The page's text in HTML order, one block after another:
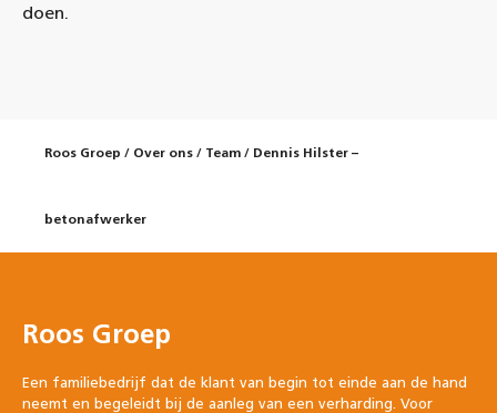
doen.
Roos Groep / Over ons / Team / Dennis Hilster –
betonafwerker
Roos Groep
Een familiebedrijf dat de klant van begin tot einde aan de hand
neemt en begeleidt bij de aanleg van een verharding. Voor